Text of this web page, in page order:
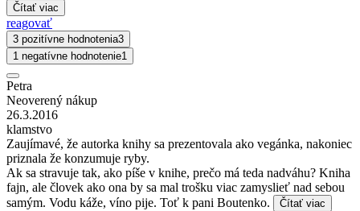
Čítať viac
reagovať
3 pozitívne hodnotenia3
1 negatívne hodnotenie1
Petra
Neoverený nákup
26.3.2016
klamstvo
Zaujímavé, že autorka knihy sa prezentovala ako vegánka, nakoniec
priznala že konzumuje ryby.
Ak sa stravuje tak, ako píše v knihe, prečo má teda nadváhu? Kniha
fajn, ale človek ako ona by sa mal trošku viac zamyslieť nad sebou
samým. Vodu káže, víno pije. Toť k pani Boutenko.
Čítať viac